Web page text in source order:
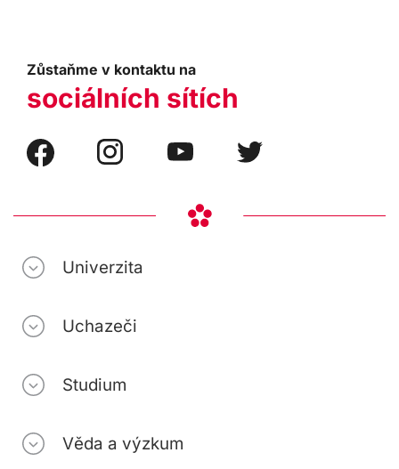
Zůstaňme v kontaktu na
sociálních sítích
Univerzita
Uchazeči
Studium
Věda a výzkum